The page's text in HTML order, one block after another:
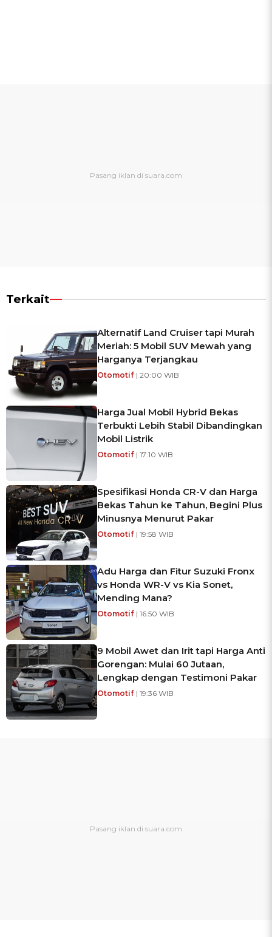
Terkait
Alternatif Land Cruiser tapi Murah
Meriah: 5 Mobil SUV Mewah yang
Harganya Terjangkau
Otomotif | 20:00 WIB
Harga Jual Mobil Hybrid Bekas
Terbukti Lebih Stabil Dibandingkan
Mobil Listrik
Otomotif | 17:10 WIB
Spesifikasi Honda CR-V dan Harga
Bekas Tahun ke Tahun, Begini Plus
Minusnya Menurut Pakar
Otomotif | 19:58 WIB
Adu Harga dan Fitur Suzuki Fronx
vs Honda WR-V vs Kia Sonet,
Mending Mana?
Otomotif | 16:50 WIB
9 Mobil Awet dan Irit tapi Harga Anti
Gorengan: Mulai 60 Jutaan,
Lengkap dengan Testimoni Pakar
Otomotif | 19:36 WIB